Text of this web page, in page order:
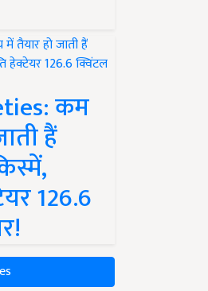
कम
हैं
126.6